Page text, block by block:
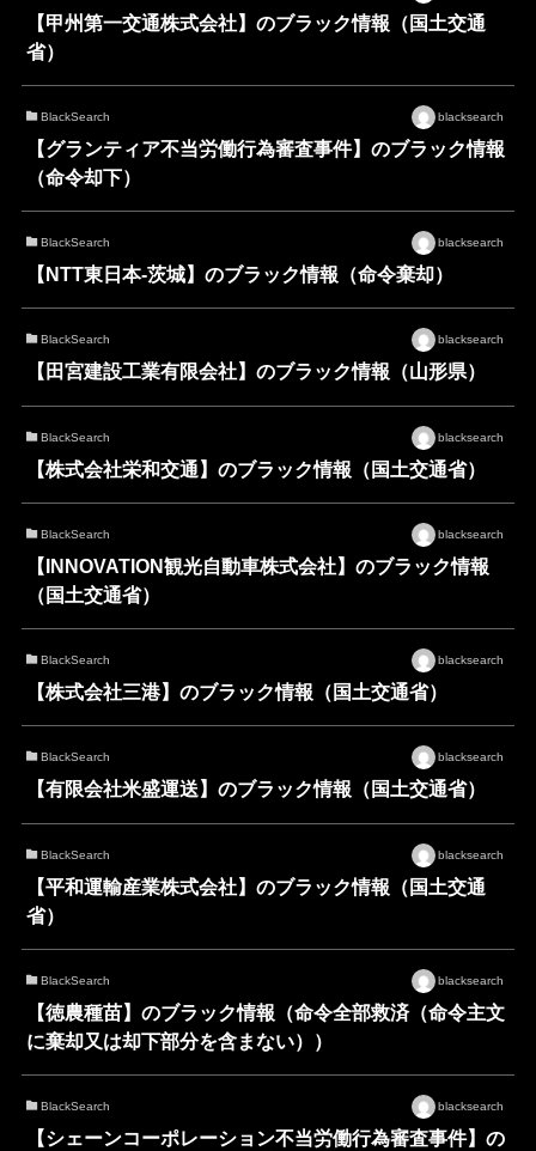
【甲州第一交通株式会社】のブラック情報（国土交通
省）
BlackSearch blacksearch
【グランティア不当労働行為審査事件】のブラック情報
（命令却下）
BlackSearch blacksearch
【NTT東日本-茨城】のブラック情報（命令棄却）
BlackSearch blacksearch
【田宮建設工業有限会社】のブラック情報（山形県）
BlackSearch blacksearch
【株式会社栄和交通】のブラック情報（国土交通省）
BlackSearch blacksearch
【INNOVATION観光自動車株式会社】のブラック情報
（国土交通省）
BlackSearch blacksearch
【株式会社三港】のブラック情報（国土交通省）
BlackSearch blacksearch
【有限会社米盛運送】のブラック情報（国土交通省）
BlackSearch blacksearch
【平和運輸産業株式会社】のブラック情報（国土交通
省）
BlackSearch blacksearch
【徳農種苗】のブラック情報（命令全部救済（命令主文
に棄却又は却下部分を含まない））
BlackSearch blacksearch
【シェーンコーポレーション不当労働行為審査事件】の